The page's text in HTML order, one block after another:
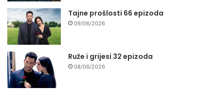
Tajne prošlosti 66 epizoda
09/06/2026
Ruže i grijesi 32 epizoda
08/06/2026